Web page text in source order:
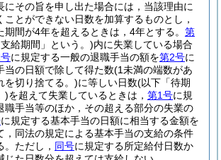
にその旨を申し出た場合には，当該理由に
ことができない日数を加算するものとし，
期間が4年を超えるときは，4年とする。 第
給期間」という。)内に失業している場合
に規定する一般の退職手当の額を第2号に
当の日額で除して得た数(1未満の端数があ
を切り捨てる。)に等しい日数(以下「待期
)を超えて失業しているときは， 第1号に規
職手当等のほか，その超える部分の失業の
に規定する基本手当の日額に相当する金額を
，同法の規定による基本手当の支給の条件
ただし， 同号に規定する所定給付日数か